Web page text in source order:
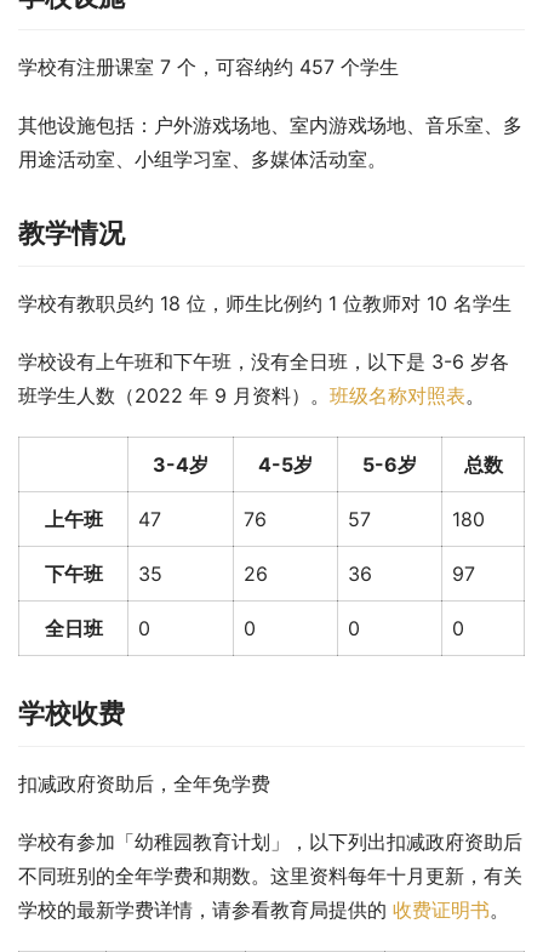
学校有注册课室 7 个，可容纳约 457 个学生
其他设施包括：户外游戏场地、室内游戏场地、音乐室、多
用途活动室、小组学习室、多媒体活动室。
教学情况
学校有教职员约 18 位，师生比例约 1 位教师对 10 名学生
学校设有上午班和下午班，没有全日班，以下是 3-6 岁各
班学生人数（2022 年 9 月资料）。 班级名称对照表。
3-4岁 4-5岁 5-6岁 总数
上午班 47 76 57 180
下午班 35 26 36 97
全日班 0 0 0 0
学校收费
扣减政府资助后，全年免学费
学校有参加「幼稚园教育计划」，以下列出扣减政府资助后
不同班别的全年学费和期数。这里资料每年十月更新，有关
学校的最新学费详情，请参看教育局提供的 收费证明书。